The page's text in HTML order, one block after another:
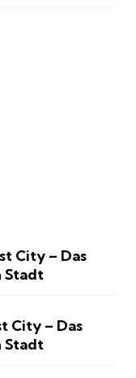
City – Das
Stadt
City – Das
Stadt